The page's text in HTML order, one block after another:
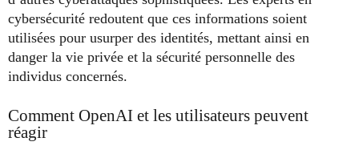
cybersécurité redoutent que ces informations soient
utilisées pour usurper des identités, mettant ainsi en
danger la vie privée et la sécurité personnelle des
individus concernés.
Comment OpenAI et les utilisateurs peuvent
réagir